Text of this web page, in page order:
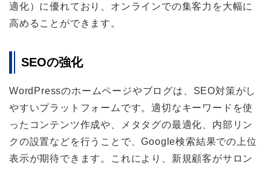
適化）に優れており、オンラインでの集客力を大幅に
高めることができます。
SEOの強化
WordPressのホームページやブログは、SEO対策がし
やすいプラットフォームです。適切なキーワードを使
ったコンテンツ作成や、メタタグの最適化、内部リン
クの設置などを行うことで、Google検索結果での上位
表示が期待できます。これにより、新規顧客がサロン